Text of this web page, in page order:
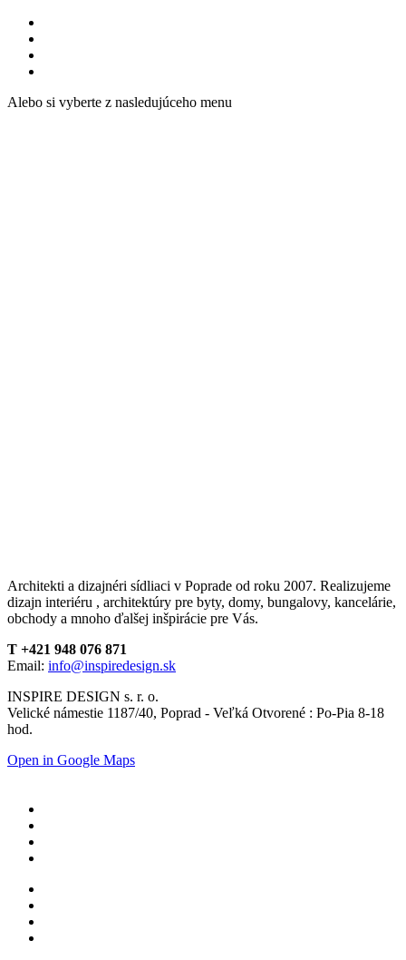
Alebo si vyberte z nasledujúceho menu
Architekti a dizajnéri sídliaci v Poprade od roku 2007. Realizujeme
dizajn interiéru , architektúry pre byty, domy, bungalovy, kancelárie,
obchody a mnoho ďalšej inšpirácie pre Vás.
T +421 948 076 871
Email: info@inspiredesign.sk
INSPIRE DESIGN s. r. o.
Velické námestie 1187/40, Poprad - Veľká Otvorené : Po-Pia 8-18
hod.
Open in Google Maps